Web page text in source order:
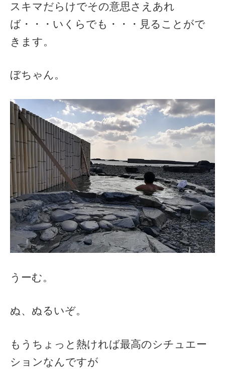
スキマだらけでその意思さえあれ
ば・・・いくらでも・・・見ることがで
きます。
ぼちゃん。
うーむ。
ぬ、ぬるいぞ。
もうちょっと熱ければ最高のシチュエー
ションなんですが